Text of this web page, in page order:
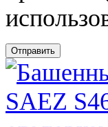
Отправить